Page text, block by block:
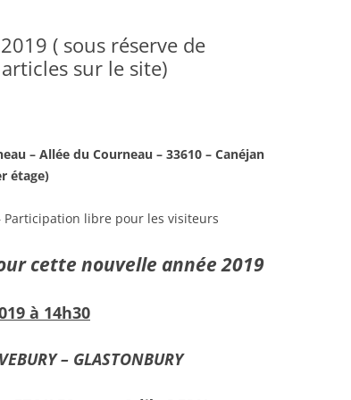
( sous réserve de
sur le site)
– Allée du Courneau – 33610 – Canéjan
étage)
libre pour les visiteurs
cette nouvelle année 2019
à 14h30
– GLASTONBURY